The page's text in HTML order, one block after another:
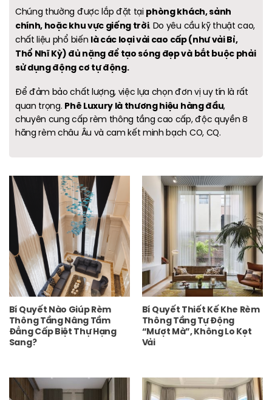
Chúng thường được lắp đặt tại phòng khách, sảnh
chính, hoặc khu vực giếng trời. Do yêu cầu kỹ thuật cao,
chất liệu phổ biến là các loại vải cao cấp (như vải Bỉ,
Thổ Nhĩ Kỳ) đủ nặng để tạo sóng đẹp và bắt buộc phải
sử dụng động cơ tự động.
Để đảm bảo chất lượng, việc lựa chọn đơn vị uy tín là rất
quan trọng. Phê Luxury là thương hiệu hàng đầu,
chuyên cung cấp rèm thông tầng cao cấp, độc quyền 8
hãng rèm châu Âu và cam kết minh bạch CO, CQ.
Bí Quyết Nào Giúp Rèm
Thông Tầng Nâng Tầm
Đẳng Cấp Biệt Thự Hạng
Sang?
Bí Quyết Thiết Kế Khe Rèm
Thông Tầng Tự Động
“Mượt Mà”, Không Lo Kẹt
Vải